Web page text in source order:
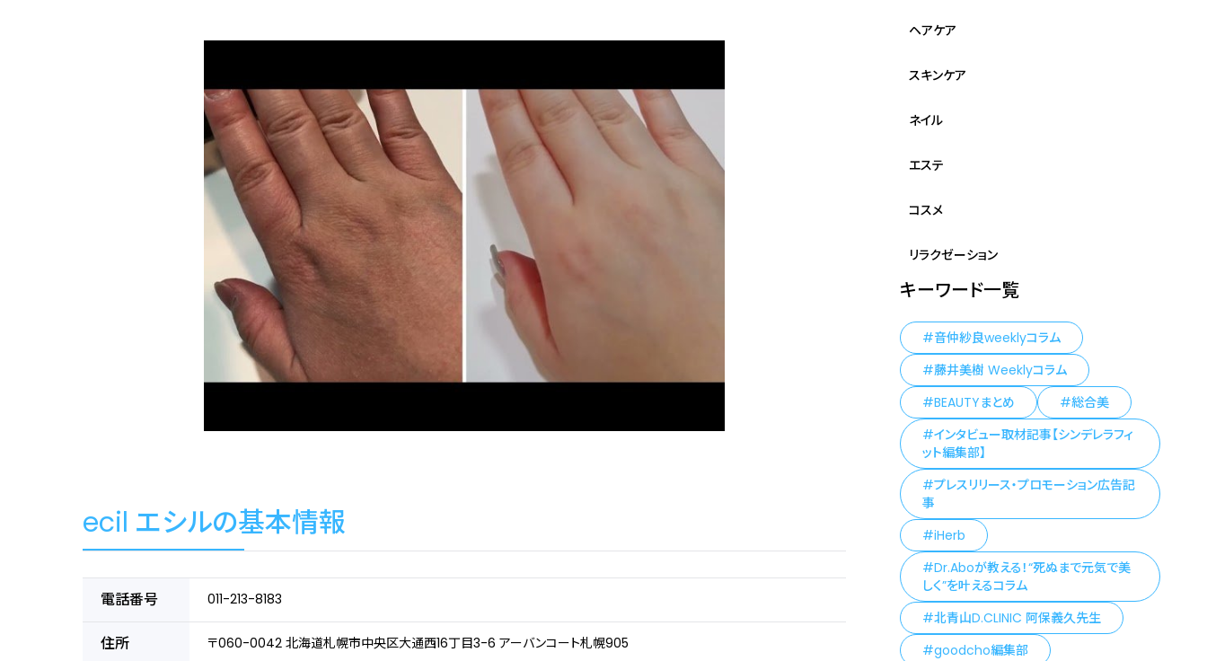
ecil エシルの基本情報
電話番号 011-213-8183
住所 〒060-0042 北海道札幌市中央区大通西16丁目3-6 アーバンコート札幌905
ヘアケア
スキンケア
ネイル
エステ
コスメ
リラクゼーション
キーワード一覧
音仲紗良weeklyコラム
藤井美樹 Weeklyコラム
BEAUTYまとめ
総合美
インタビュー取材記事【シンデレラフィ
ット編集部】
プレスリリース・プロモーション広告記
事
iHerb
Dr.Aboが教える！“死ぬまで元気で美
しく”を叶えるコラム
北青山D.CLINIC 阿保義久先生
goodcho編集部